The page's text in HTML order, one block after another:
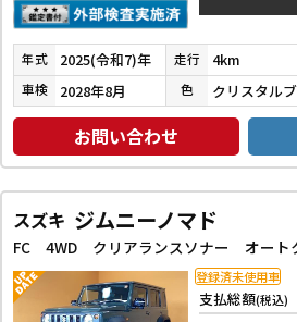
年式 2025(令和7)年 走行 4km
車検 2028年8月 色
お問い合わせ
スズキ ジムニーノマド
支払総額(税込)
登録済未使用車